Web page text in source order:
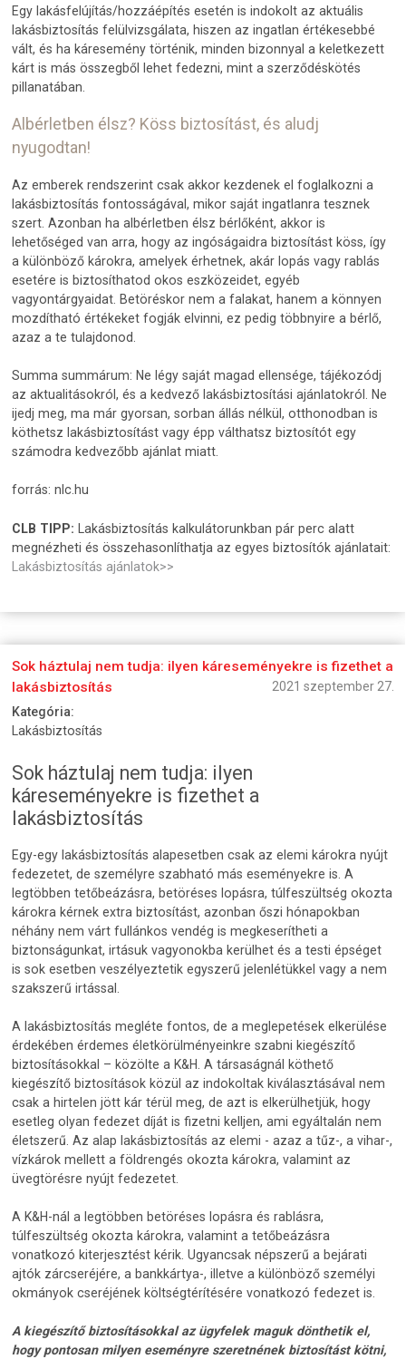
Egy lakásfelújítás/hozzáépítés esetén is indokolt az aktuális
lakásbiztosítás felülvizsgálata, hiszen az ingatlan értékesebbé
vált, és ha káresemény történik, minden bizonnyal a keletkezett
kárt is más összegből lehet fedezni, mint a szerződéskötés
pillanatában.
Albérletben élsz? Köss biztosítást, és aludj
nyugodtan!
Az emberek rendszerint csak akkor kezdenek el foglalkozni a
lakásbiztosítás fontosságával, mikor saját ingatlanra tesznek
szert. Azonban ha albérletben élsz bérlőként, akkor is
lehetőséged van arra, hogy az ingóságaidra biztosítást köss, így
a különböző károkra, amelyek érhetnek, akár lopás vagy rablás
esetére is biztosíthatod okos eszközeidet, egyéb
vagyontárgyaidat. Betöréskor nem a falakat, hanem a könnyen
mozdítható értékeket fogják elvinni, ez pedig többnyire a bérlő,
azaz a te tulajdonod.
Summa summárum: Ne légy saját magad ellensége, tájékozódj
az aktualitásokról, és a kedvező lakásbiztosítási ajánlatokról. Ne
ijedj meg, ma már gyorsan, sorban állás nélkül, otthonodban is
köthetsz lakásbiztosítást vagy épp válthatsz biztosítót egy
számodra kedvezőbb ajánlat miatt.
forrás: nlc.hu
CLB TIPP: Lakásbiztosítás kalkulátorunkban pár perc alatt
megnézheti és összehasonlíthatja az egyes biztosítók ajánlatait:
Lakásbiztosítás ajánlatok>>
Sok háztulaj nem tudja: ilyen káreseményekre is fizethet a
lakásbiztosítás
2021 szeptember 27.
Kategória:
Lakásbiztosítás
Sok háztulaj nem tudja: ilyen
káreseményekre is fizethet a
lakásbiztosítás
Egy-egy lakásbiztosítás alapesetben csak az elemi károkra nyújt
fedezetet, de személyre szabható más eseményekre is. A
legtöbben tetőbeázásra, betöréses lopásra, túlfeszültség okozta
károkra kérnek extra biztosítást, azonban őszi hónapokban
néhány nem várt fullánkos vendég is megkeserítheti a
biztonságunkat, irtásuk vagyonokba kerülhet és a testi épséget
is sok esetben veszélyeztetik egyszerű jelenlétükkel vagy a nem
szakszerű irtással.
A lakásbiztosítás megléte fontos, de a meglepetések elkerülése
érdekében érdemes életkörülményeinkre szabni kiegészítő
biztosításokkal – közölte a K&H. A társaságnál köthető
kiegészítő biztosítások közül az indokoltak kiválasztásával nem
csak a hirtelen jött kár térül meg, de azt is elkerülhetjük, hogy
esetleg olyan fedezet díját is fizetni kelljen, ami egyáltalán nem
életszerű. Az alap lakásbiztosítás az elemi - azaz a tűz-, a vihar-,
vízkárok mellett a földrengés okozta károkra, valamint az
üvegtörésre nyújt fedezetet.
A K&H-nál a legtöbben betöréses lopásra és rablásra,
túlfeszültség okozta károkra, valamint a tetőbeázásra
vonatkozó kiterjesztést kérik. Ugyancsak népszerű a bejárati
ajtók zárcseréjére, a bankkártya-, illetve a különböző személyi
okmányok cseréjének költségtérítésére vonatkozó fedezet is.
A kiegészítő biztosításokkal az ügyfelek maguk dönthetik el,
hogy pontosan milyen eseményre szeretnének biztosítást kötni,